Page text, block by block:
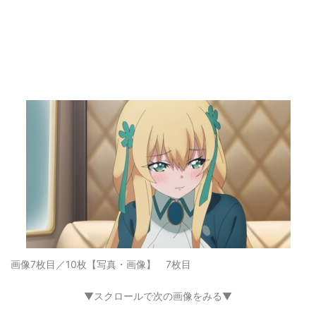
画像7枚目／10枚 【写真・画像】 7枚目
▼スクロールで次の画像をみる▼